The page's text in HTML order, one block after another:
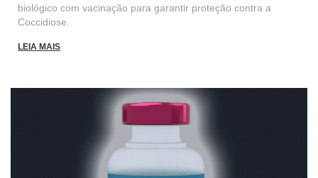
biológico com vacinação para garantir proteção contra a
Coccidiose.
LEIA MAIS